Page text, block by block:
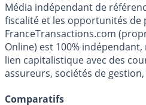
Premier guide épargne de
Média indépendant de
fiscalité et les opportunités de
FranceTransactions.com
Online) est 100% indépendant,
assureurs, sociétés de gestion,